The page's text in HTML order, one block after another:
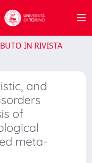
IN RIVISTA
and
of
meta-